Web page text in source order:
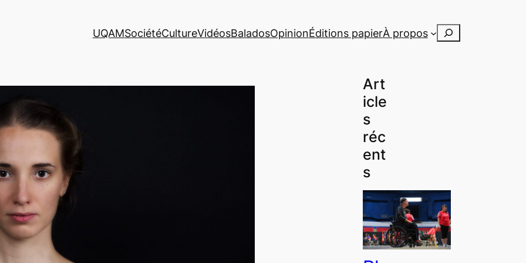
UQAMSociétéCultureVidéosBaladosOpinionÉditions papierÀ propos Rechercher
Art
icle
s
réc
ent
s